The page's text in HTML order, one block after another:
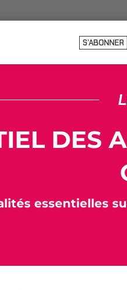
S’ABONNER
DES
essentielles